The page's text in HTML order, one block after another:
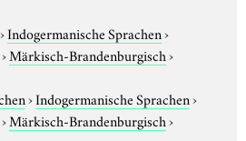
›Indogermanische Sprachen›
›Märkisch-Brandenburgisch›
›Indogermanische Sprachen›
›Märkisch-Brandenburgisch›